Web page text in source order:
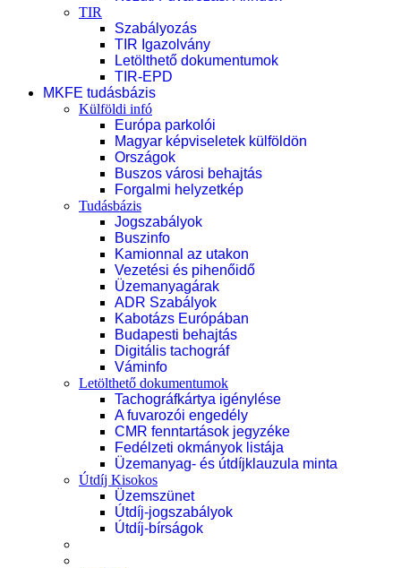
TIR
Szabályozás
TIR Igazolvány
Letölthető dokumentumok
TIR-EPD
MKFE tudásbázis
Külföldi infó
Európa parkolói
Magyar képviseletek külföldön
Országok
Buszos városi behajtás
Forgalmi helyzetkép
Tudásbázis
Jogszabályok
Buszinfo
Kamionnal az utakon
Vezetési és pihenőidő
Üzemanyagárak
ADR Szabályok
Kabotázs Európában
Budapesti behajtás
Digitális tachográf
Váminfo
Letölthető dokumentumok
Tachográfkártya igénylése
A fuvarozói engedély
CMR fenntartások jegyzéke
Fedélzeti okmányok listája
Üzemanyag- és útdíjklauzula minta
Útdíj Kisokos
Üzemszünet
Útdíj-jogszabályok
Útdíj-bírságok